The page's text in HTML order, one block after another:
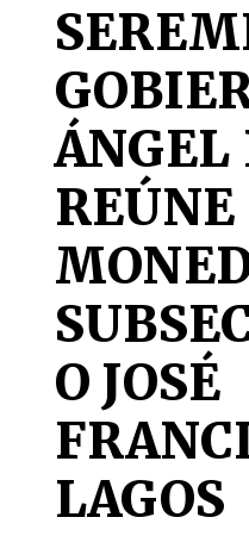
ÁNGEL
O JOSÉ
LAGOS